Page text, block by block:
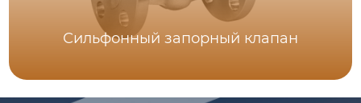
Сильфонный запорный клапан